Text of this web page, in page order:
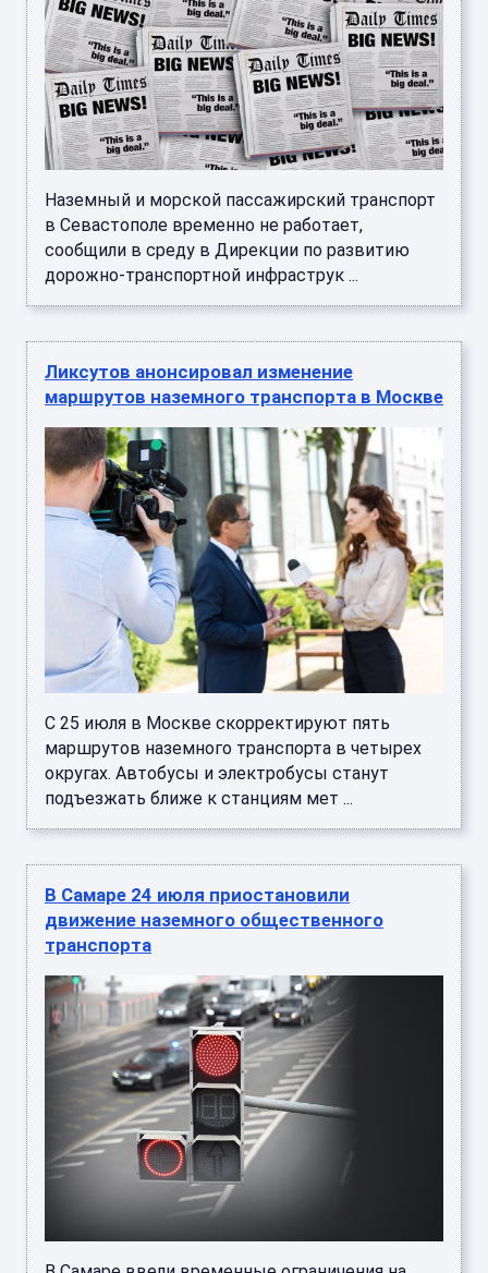
Наземный и морской пассажирский транспорт
в Севастополе временно не работает,
сообщили в среду в Дирекции по развитию
дорожно-транспортной инфраструк ...
Ликсутов анонсировал изменение
маршрутов наземного транспорта в Москве
С 25 июля в Москве скорректируют пять
маршрутов наземного транспорта в четырех
округах. Автобусы и электробусы станут
подъезжать ближе к станциям мет ...
В Самаре 24 июля приостановили
движение наземного общественного
транспорта